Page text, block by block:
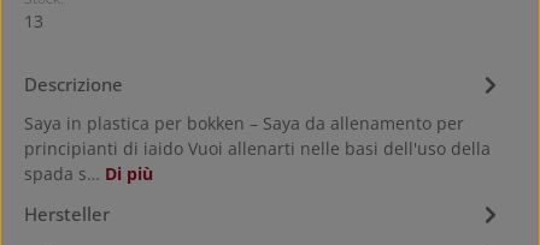
13
Descrizione
Saya in plastica per bokken – Saya da allenamento per
principianti di iaido Vuoi allenarti nelle basi dell'uso della
spada s… Di più
Hersteller